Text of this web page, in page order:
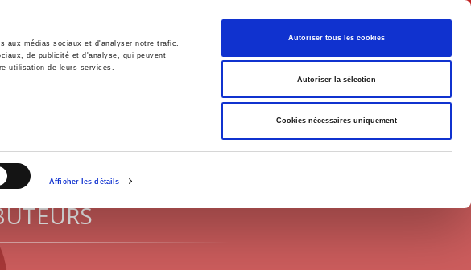
aux médias sociaux et d'analyser notre trafic.
de publicité et d'analyse, qui peuvent
utilisation de leurs services.
Afficher les détails
Autoriser tous les cookies
Autoriser la sélection
Cookies nécessaires uniquement
Français
International